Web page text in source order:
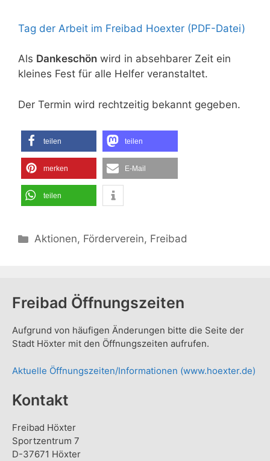
Tag der Arbeit im Freibad Hoexter (PDF-Datei)
Als Dankeschön wird in absehbarer Zeit ein
kleines Fest für alle Helfer veranstaltet.
Der Termin wird rechtzeitig bekannt gegeben.
teilen teilen
merken E-Mail
teilen
Kategorien
Aktionen, Förderverein, Freibad
Freibad Öffnungszeiten
Aufgrund von häufigen Änderungen bitte die Seite der
Stadt Höxter mit den Öffnungszeiten aufrufen.
Aktuelle Öffnungszeiten/Informationen (www.hoexter.de)
Kontakt
Freibad Höxter
Sportzentrum 7
D-37671 Höxter